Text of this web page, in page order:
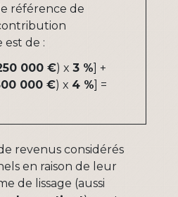
référence de
de :
000 €) x 3 %] +
000 €) x 4 %] =
revenus considérés
en raison de leur
de lissage (aussi